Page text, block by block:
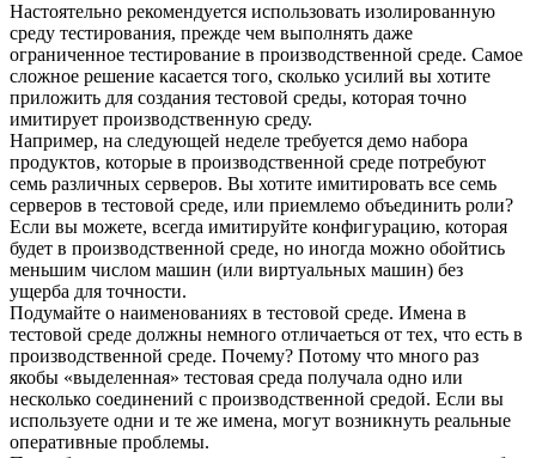
Настоятельно рекомендуется использовать изолированную
среду тестирования, прежде чем выполнять даже
ограниченное тестирование в производственной среде. Самое
сложное решение касается того, сколько усилий вы хотите
приложить для создания тестовой среды, которая точно
имитирует производственную среду.
Например, на следующей неделе требуется демо набора
продуктов, которые в производственной среде потребуют
семь различных серверов. Вы хотите имитировать все семь
серверов в тестовой среде, или приемлемо объединить роли?
Если вы можете, всегда имитируйте конфигурацию, которая
будет в производственной среде, но иногда можно обойтись
меньшим числом машин (или виртуальных машин) без
ущерба для точности.
Подумайте о наименованиях в тестовой среде. Имена в
тестовой среде должны немного отличаеться от тех, что есть в
производственной среде. Почему? Потому что много раз
якобы «выделенная» тестовая среда получала одно или
несколько соединений с производственной средой. Если вы
используете одни и те же имена, могут возникнуть реальные
оперативные проблемы.